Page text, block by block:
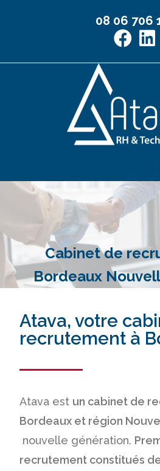
08 06 706
Cabinet de
Bordeaux
Atava, votre
recrutement à
Atava est un cabinet de
Bordeaux et région
nouvelle génération.
recrutement constitués